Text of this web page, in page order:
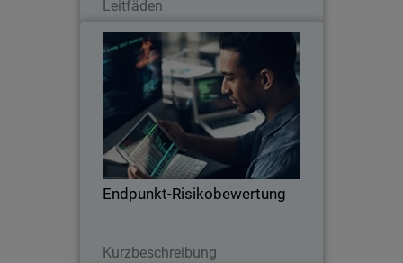
Leitfäden
Thumbnail
Endpunkt-Risikobewertung
Kurzbeschreibung
Endpunkt-Risikobewertung
Eine umfassende Endpoint-
Sicherheitsanalyse hilft Ihrem
Unternehmen, potenzielle Risiken zu
identifizieren und zu entschärfen.